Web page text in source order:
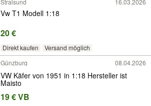
Stralsund 16.03.2026
Vw T1 Modell 1:18
20 €
Direkt kaufen Versand möglich
Günzburg 08.04.2026
VW Käfer von 1951 in 1:18 Hersteller ist
Maisto
19 € VB